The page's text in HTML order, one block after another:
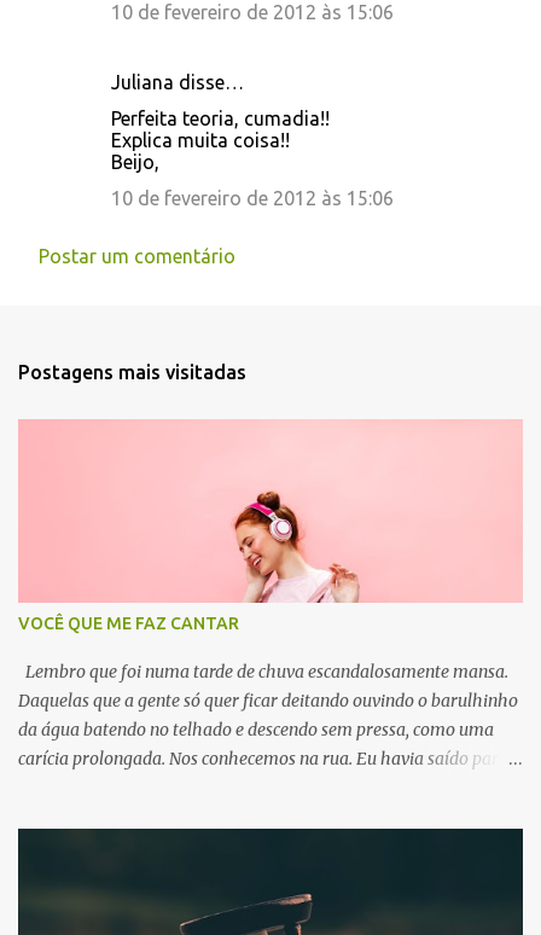
s
10 de fevereiro de 2012 às 15:06
Juliana disse…
Perfeita teoria, cumadia!!
Explica muita coisa!!
Beijo,
10 de fevereiro de 2012 às 15:06
Postar um comentário
Postagens mais visitadas
VOCÊ QUE ME FAZ CANTAR
Lembro que foi numa tarde de chuva escandalosamente mansa.
Daquelas que a gente só quer ficar deitando ouvindo o barulhinho
da água batendo no telhado e descendo sem pressa, como uma
carícia prolongada. Nos conhecemos na rua. Eu havia saído para
o ritmo e certamente estava cantarolando — que sou dessas. Os